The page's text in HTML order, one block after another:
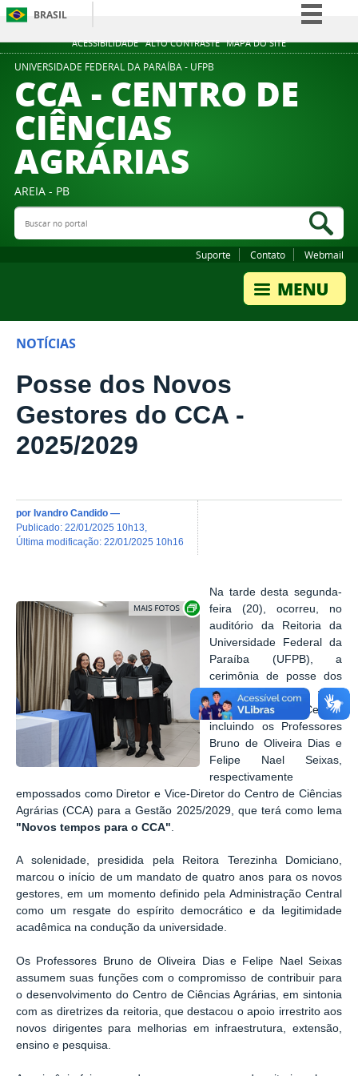
ACESSIBILIDADE ALTO CONTRASTE MAPA DO SITE
BRASIL
Simplifique!
Participe
UNIVERSIDADE FEDERAL DA PARAÍBA - UFPB
CCA - CENTRO DE
CIÊNCIAS
AGRÁRIAS
AREIA - PB
Buscar no portal
Suporte Contato Webmail
NOTÍCIAS
Posse dos Novos
Gestores do CCA -
2025/2029
por Ivandro Candido —
publicado: 22/01/2025 10h13
última modificação: 22/01/2025 10h16
Exibir carrossel de imagens
Na tarde desta segunda-
feira (20), ocorreu, no
auditório da Reitoria da
Universidade Federal da
Paraíba (UFPB), a
cerimônia de posse dos
novos diretores e vice-
diretores de Centro,
incluindo os Professores
Bruno de Oliveira Dias e
Felipe Nael Seixas,
respectivamente
empossados como Diretor e Vice-Diretor do Centro de Ciências
Agrárias (CCA) para a Gestão 2025/2029, que terá como lema
"Novos tempos para o CCA"
A solenidade, presidida pela Reitora Terezinha Domiciano,
marcou o início de um mandato de quatro anos para os novos
gestores, em um momento definido pela Administração Central
como um resgate do espírito democrático e da legitimidade
acadêmica na condução da universidade.
Os Professores Bruno de Oliveira Dias e Felipe Nael Seixas
assumem suas funções com o compromisso de contribuir para
o desenvolvimento do Centro de Ciências Agrárias, em sintonia
com as diretrizes da reitoria, que destacou o apoio irrestrito aos
novos dirigentes para melhorias em infraestrutura, extensão,
ensino e pesquisa.